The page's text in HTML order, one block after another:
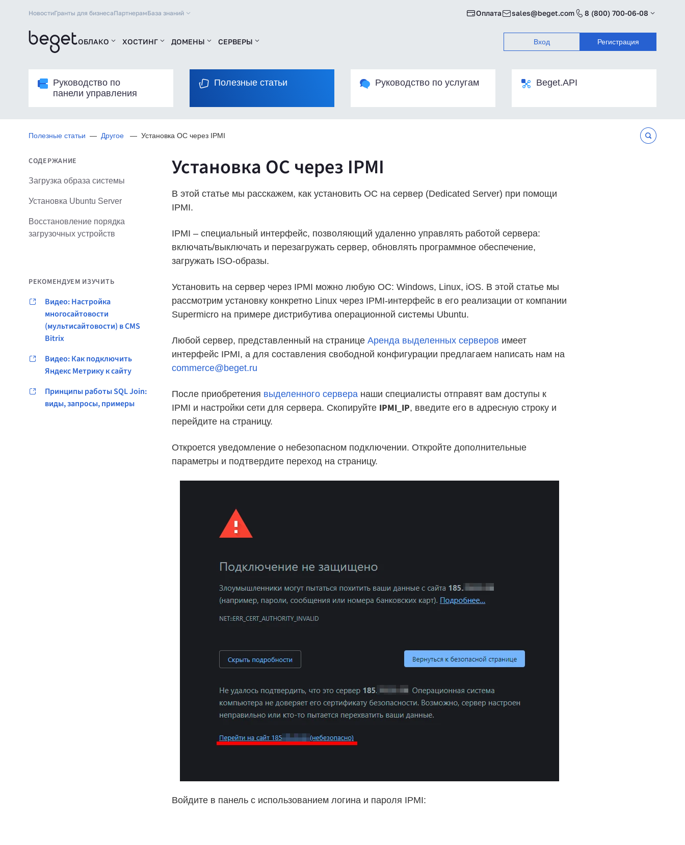
НовостиГранты для бизнесаПартнерамБаза знаний Оплата sales@beget.com 8 (800) 700-06-08
ОБЛАКО ХОСТИНГ ДОМЕНЫ СЕРВЕРЫ Вход Регистрация
Руководство по
панели управления
Полезные статьи Руководство по услугам Beget.API
Полезные статьи Другое Установка ОС через IPMI
СОДЕРЖАНИЕ
Загрузка образа системы
Установка Ubuntu Server
Восстановление порядка
загрузочных устройств
РЕКОМЕНДУЕМ ИЗУЧИТЬ
Видео: Настройка
многосайтовости
(мультисайтовости) в CMS
Bitrix
Видео: Как подключить
Яндекс Метрику к сайту
Принципы работы SQL Join:
виды, запросы, примеры
Установка ОС через IPMI
В этой статье мы расскажем, как установить ОС на сервер (Dedicated Server) при помощи
IPMI.
IPMI – специальный интерфейс, позволяющий удаленно управлять работой сервера:
включать/выключать и перезагружать сервер, обновлять программное обеспечение,
загружать ISO-образы.
Установить на сервер через IPMI можно любую ОС: Windows, Linux, iOS. В этой статье мы
рассмотрим установку конкретно Linux через IPMI-интерфейс в его реализации от компании
Supermicro на примере дистрибутива операционной системы Ubuntu.
Любой сервер, представленный на странице Аренда выделенных серверов имеет
интерфейс IPMI, а для составления свободной конфигурации предлагаем написать нам на
commerce@beget.ru
После приобретения выделенного серверанаши специалисты отправят вам доступы к
IPMI и настройки сети для сервера. Скопируйте IPMI_IP, введите его в адресную строку и
перейдите на страницу.
Откроется уведомление о небезопасном подключении. Откройте дополнительные
параметры и подтвердите переход на страницу.
Войдите в панель с использованием логина и пароля IPMI: